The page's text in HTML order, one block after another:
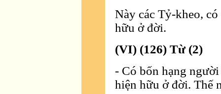
Này các Tỷ-kheo,
hữu ở đời.
(VI) (126) Từ (2)
- Có bốn hạng
hiện hữu ở đời. Thế